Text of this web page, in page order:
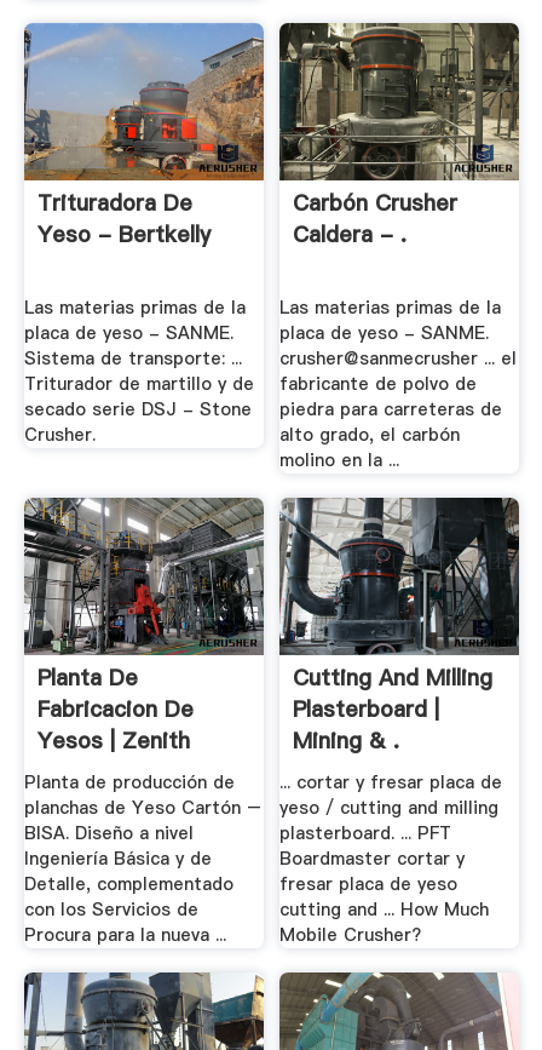
Trituradora De
Yeso - Bertkelly
Las materias primas de la
placa de yeso - SANME.
Sistema de transporte: ...
Triturador de martillo y de
secado serie DSJ - Stone
Crusher.
Carbón Crusher
Caldera - .
Las materias primas de la
placa de yeso - SANME.
crusher@sanmecrusher ... el
fabricante de polvo de
piedra para carreteras de
alto grado, el carbón
molino en la ...
Planta De
Fabricacion De
Yesos | Zenith
Maquinaria
Planta de producción de
planchas de Yeso Cartón –
BISA. Diseño a nivel
Ingeniería Básica y de
Detalle, complementado
con los Servicios de
Procura para la nueva ...
Cutting And Milling
Plasterboard |
Mining & .
... cortar y fresar placa de
yeso / cutting and milling
plasterboard. ... PFT
Boardmaster cortar y
fresar placa de yeso
cutting and ... How Much
Mobile Crusher?